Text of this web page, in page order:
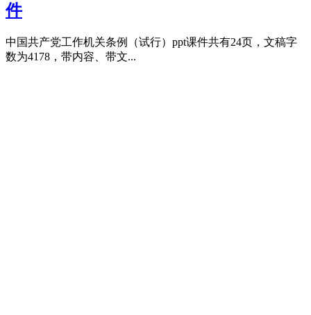
件
中国共产党工作机关条例（试行）ppt课件共有24页，文稿字
数为4178，带内容、带文...